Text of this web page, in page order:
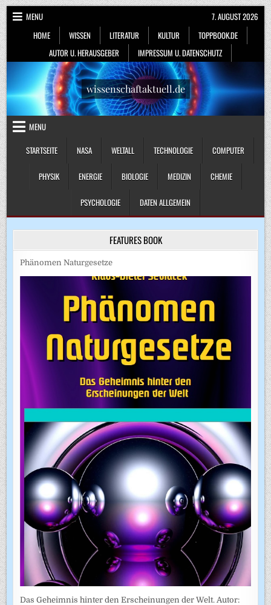
Skip
to
content
MENU
HOME
WISSEN LITERATUR KULTUR
TOPPBOOK.DE
AUTOR U. HERAUSGEBER
IMPRESSUM U. DATENSCHUTZ
7. AUGUST 2026
wissenschaftaktuell.de
MENU
STARTSEITE
NASA WELTALL TECHNOLOGIE COMPUTER
PHYSIK ENERGIE BIOLOGIE MEDIZIN CHEMIE
PSYCHOLOGIE DATEN ALLGEMEIN
FEATURES BOOK
Phänomen Naturgesetze
Das Geheimnis hinter den Erscheinungen der Welt. Autor: